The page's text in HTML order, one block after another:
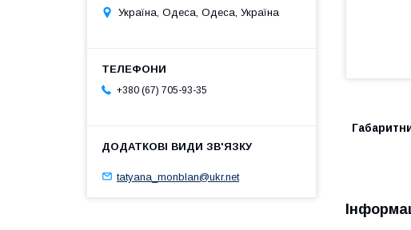
Україна, Одеса, Одеса, Україна
+380 (67) 705-93-35
tatyana_monblan@ukr.net